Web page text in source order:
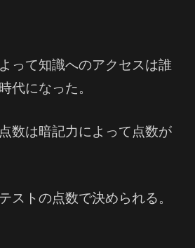
って知識へのアクセスは誰
代になった。
数は暗記力によって点数が
ストの点数で決められる。